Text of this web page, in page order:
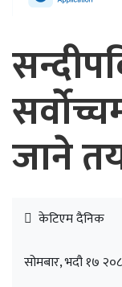
जाने
केटिएम दैनिक
सोमबार, भदौ १७